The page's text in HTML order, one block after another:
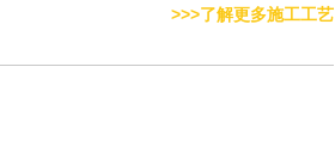
>>>了解更多施工工艺